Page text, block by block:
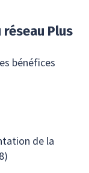
réseau Plus
bénéfices
de la